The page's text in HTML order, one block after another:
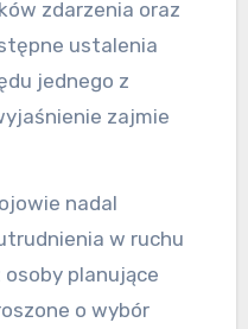
zdarzenia oraz
ustalenia
jednego z
zajmie
nadal
w ruchu
osoby planujące
o wybór